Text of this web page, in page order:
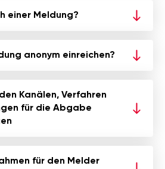
einer Meldung?
anonym einreichen?
Kanälen, Verfahren
für die Abgabe
für den Melder